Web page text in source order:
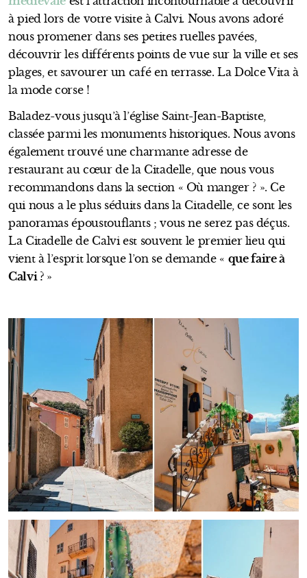
à pied lors de votre visite à Calvi. Nous avons adoré
nous promener dans ses petites ruelles pavées,
découvrir les différents points de vue sur la ville et ses
plages, et savourer un café en terrasse. La Dolce Vita à
la mode corse !
Baladez-vous jusqu’à l’église Saint-Jean-Baptiste,
classée parmi les monuments historiques. Nous avons
également trouvé une charmante adresse de
restaurant au cœur de la Citadelle, que nous vous
recommandons dans la section « Où manger ? ». Ce
qui nous a le plus séduits dans la Citadelle, ce sont les
panoramas époustouflants ; vous ne serez pas déçus.
La Citadelle de Calvi est souvent le premier lieu qui
vient à l’esprit lorsque l’on se demande « que faire à
Calvi ?»